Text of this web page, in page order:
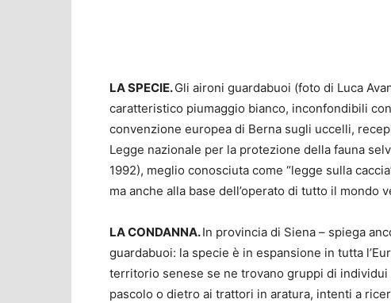
LA SPECIE.Gli aironi guardabuoi (foto di Luca
caratteristico piumaggio bianco, inconfondibili
convenzione europea di Berna sugli uccelli,
Legge nazionale per la protezione della fauna
1992), meglio conosciuta come “legge sulla
ma anche alla base dell’operato di tutto il mondo
LA CONDANNA.In provincia di Siena – spiega
guardabuoi: la specie è in espansione in tutta
territorio senese se ne trovano gruppi di
pascolo o dietro ai trattori in aratura, intenti a